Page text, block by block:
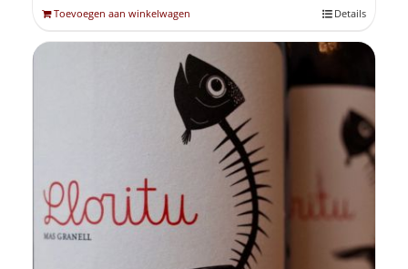
Toevoegen aan winkelwagen Details